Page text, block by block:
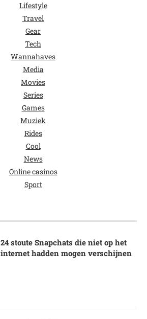
Lifestyle
Travel
Gear
Tech
Wannahaves
Media
Movies
Series
Games
Muziek
Rides
Cool
News
Online casinos
Sport
24 stoute Snapchats die niet op het
internet hadden mogen verschijnen